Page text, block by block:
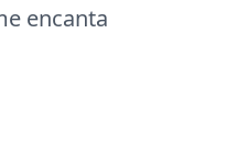
encanta